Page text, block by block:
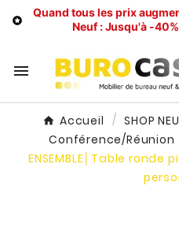

Quand tous les prix
Neuf : Jusqu'à -40%

Accueil SHOP
Conférence/Réunion
ENSEMBLE│Table